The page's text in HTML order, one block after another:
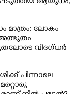
ആയുധം,​
മാത്രം; ലോകം
വിദഗ്ധർ
പിന്നാലെ